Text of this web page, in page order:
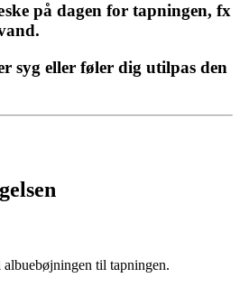
på dagen for tapningen, fx
syg eller føler dig utilpas den
til tapningen.